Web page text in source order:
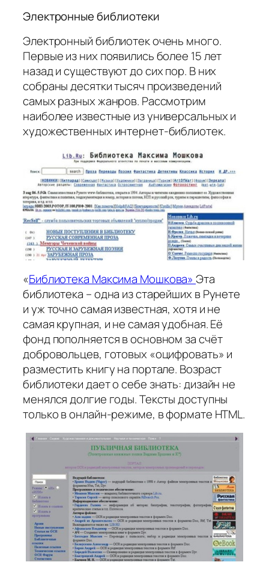
Электронные библиотеки
Электронный библиотек очень много.
Первые из них появились более 15 лет
назад и существуют до сих пор. В них
собраны десятки тысяч произведений
самых разных жанров. Рассмотрим
наиболее известные из универсальных и
художественных интернет-библиотек.
«Библиотека Максима Мошкова»Эта
библиотека – одна из старейших в Рунете
и уж точно самая известная, хотя и не
самая крупная, и не самая удобная. Её
фонд пополняется в основном за счёт
добровольцев, готовых «оцифровать» и
разместить книгу на портале. Возраст
библиотеки дает о себе знать: дизайн не
менялся долгие годы. Тексты доступны
только в онлайн-режиме, в формате HTML.